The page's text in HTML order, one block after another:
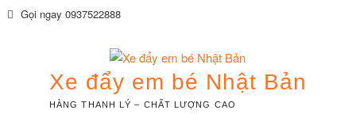
SkipGọi ngay 0937522888
Xe đẩy em bé Nhật Bản
HÀNG THANH LÝ – CHẤT LƯỢNG CAO